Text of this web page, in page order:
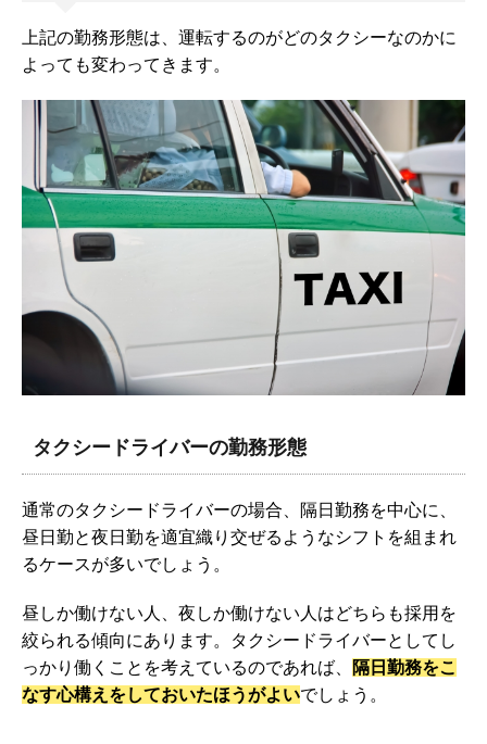
上記の勤務形態は、運転するのがどのタクシーなのかに
よっても変わってきます。
タクシードライバーの勤務形態
通常のタクシードライバーの場合、隔日勤務を中心に、
昼日勤と夜日勤を適宜織り交ぜるようなシフトを組まれ
るケースが多いでしょう。
昼しか働けない人、夜しか働けない人はどちらも採用を
絞られる傾向にあります。タクシードライバーとしてし
っかり働くことを考えているのであれば、
隔日勤務をこ
なす心構えをしておいたほうがよいでしょう。